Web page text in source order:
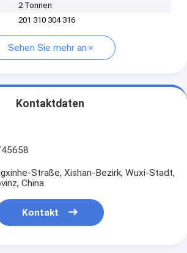
2 Tonnen
201 310 304 316
Sehen Sie mehr an
Kontaktdaten
Straße, Xishan-Bezirk, Wuxi-Stadt,
China
Kontakt